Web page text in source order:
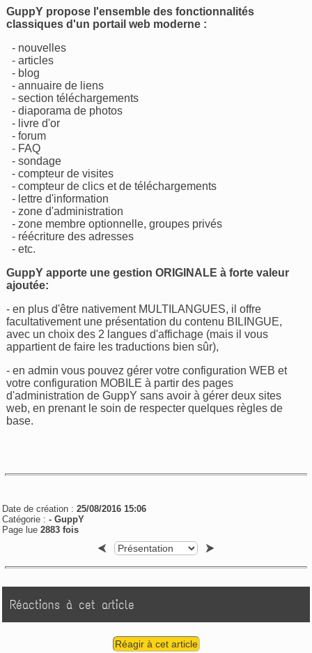
GuppY propose l'ensemble des fonctionnalités
classiques d'un portail web moderne :
- nouvelles
- articles
- blog
- annuaire de liens
- section téléchargements
- diaporama de photos
- livre d'or
- forum
- FAQ
- sondage
- compteur de visites
- compteur de clics et de téléchargements
- lettre d'information
- zone d'administration
- zone membre optionnelle, groupes privés
- réécriture des adresses
- etc.
GuppY apporte une gestion ORIGINALE à forte valeur
ajoutée:
- en plus d'être nativement MULTILANGUES, il offre
facultativement une présentation du contenu BILINGUE,
avec un choix des 2 langues d'affichage (mais il vous
appartient de faire les traductions bien sûr),
- en admin vous pouvez gérer votre configuration WEB et
votre configuration MOBILE à partir des pages
d'administration de GuppY sans avoir à gérer deux sites
web, en prenant le soin de respecter quelques règles de
base.
Date de création :25/08/2016 15:06
Catégorie :-GuppY
Page lue2883 fois
Réactions à cet article
Réagir à cet article